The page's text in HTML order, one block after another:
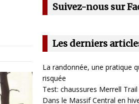
Suivez-nous sur
Les derniers
La randonnée, une pratique
risquée
Test: chaussures Merrell
Dans le Massif Central en